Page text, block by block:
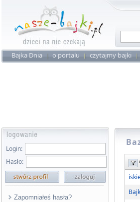
Bajka Dnia o portalu czytajmy bajki
Login:
Hasło:
Zapomniałeś hasła?